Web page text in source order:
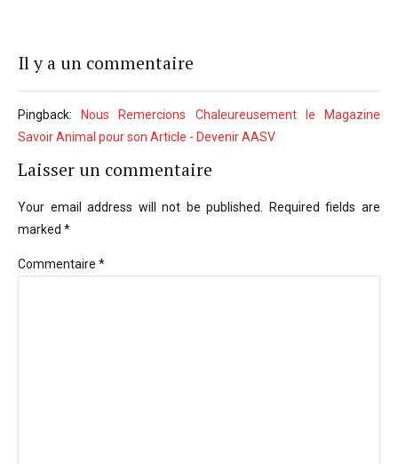
Il y a un commentaire
Pingback:
Nous Remercions Chaleureusement le Magazine
Savoir Animal pour son Article - Devenir AASV
Laisser un commentaire
Your email address will not be published. Required fields are
marked *
Commentaire *